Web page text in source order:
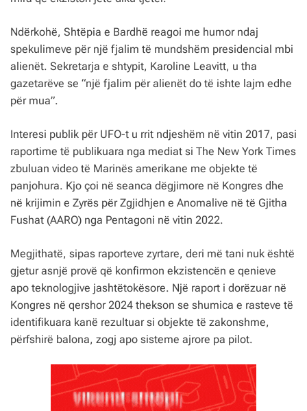
Ndërkohë, Shtëpia e Bardhë reagoi me humor ndaj
spekulimeve për një fjalim të mundshëm presidencial mbi
alienët. Sekretarja e shtypit, Karoline Leavitt, u tha
gazetarëve se “një fjalim për alienët do të ishte lajm edhe
për mua”.
Interesi publik për UFO-t u rrit ndjeshëm në vitin 2017, pasi
raportime të publikuara nga mediat si The New York Times
zbuluan video të Marinës amerikane me objekte të
panjohura. Kjo çoi në seanca dëgjimore në Kongres dhe
në krijimin e Zyrës për Zgjidhjen e Anomalive në të Gjitha
Fushat (AARO) nga Pentagoni në vitin 2022.
Megjithatë, sipas raporteve zyrtare, deri më tani nuk është
gjetur asnjë provë që konfirmon ekzistencën e qenieve
apo teknologjive jashtëtokësore. Një raport i dorëzuar në
Kongres në qershor 2024 thekson se shumica e rasteve të
identifikuara kanë rezultuar si objekte të zakonshme,
përfshirë balona, zogj apo sisteme ajrore pa pilot.